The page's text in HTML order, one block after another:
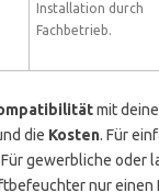
Installation durch
Fachbetrieb.
mit
die Kosten. Für
gewerbliche oder
nur einen